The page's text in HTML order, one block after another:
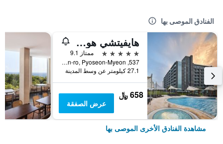
الفنادق الموصى بها
هايفيتشي هوتل آند ريزورت جيجو
5 نجوم
ممتاز 9.1
537, Minsokhaean-ro, Pyoseon-Myeon, سيوغويبو, كوريا الجنوبية
27.1 كيلومتر عن وسط المدينة
658 ﷼
عرض الصفقة
مشاهدة الفنادق الأخرى الموصى بها